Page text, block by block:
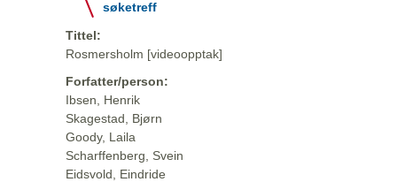
søketreff
Tittel:
Rosmersholm [videoopptak]
Forfatter/person:
Ibsen, Henrik
Skagestad, Bjørn
Goody, Laila
Scharffenberg, Svein
Eidsvold, Eindride